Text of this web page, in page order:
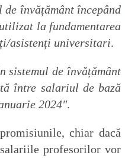
învățământ începând
la fundamentarea
asistenți universitari.
sistemul de învățământ
între salariul de bază
2024″.
chiar dacă
profesorilor vor